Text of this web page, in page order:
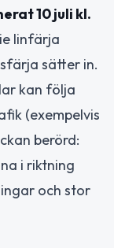
10 juli kl.
linfärja
sätter in.
kan följa
(exempelvis
berörd:
i riktning
och stor